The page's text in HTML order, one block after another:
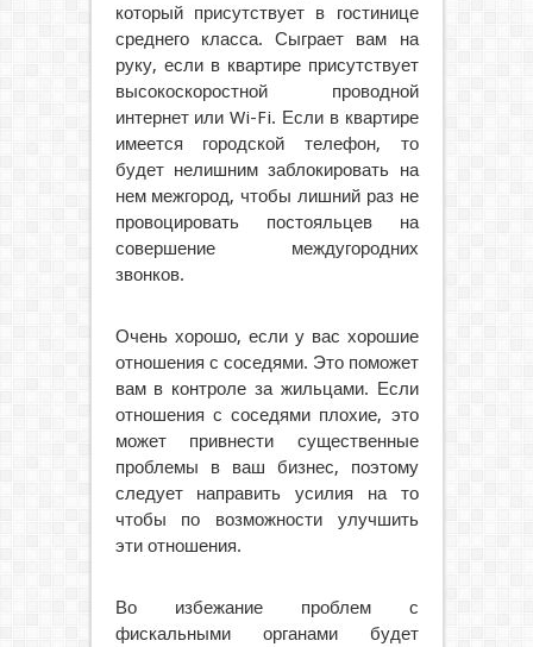
который присутствует в гостинице
среднего класса. Сыграет вам на
руку, если в квартире присутствует
высокоскоростной проводной
интернет или Wi-Fi. Если в квартире
имеется городской телефон, то
будет нелишним заблокировать на
нем межгород, чтобы лишний раз не
провоцировать постояльцев на
совершение междугородних
звонков.
Очень хорошо, если у вас хорошие
отношения с соседями. Это поможет
вам в контроле за жильцами. Если
отношения с соседями плохие, это
может привнести существенные
проблемы в ваш бизнес, поэтому
следует направить усилия на то
чтобы по возможности улучшить
эти отношения.
Во избежание проблем с
фискальными органами будет